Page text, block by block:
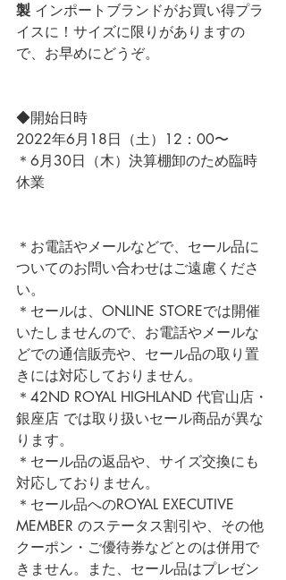
製 インポートブランドがお買い得プラ
イスに！サイズに限りがありますの
で、お早めにどうぞ。
◆開始日時
2022年6月18日（土）12：00〜
＊6月30日（木）決算棚卸のため臨時
休業
＊お電話やメールなどで、セール品に
ついてのお問い合わせはご遠慮くださ
い。
＊セールは、ONLINE STOREでは開催
いたしませんので、お電話やメールな
どでの通信販売や、セール品の取り置
きには対応しておりません。
＊42ND ROYAL HIGHLAND 代官山店・
銀座店 では取り扱いセール商品が異な
ります。
＊セール品の返品や、サイズ交換にも
対応しておりません。
＊セール品へのROYAL EXECUTIVE
MEMBER のステータス割引や、その他
クーポン・ご優待券などとのは併用で
きません。また、セール品はプレゼン